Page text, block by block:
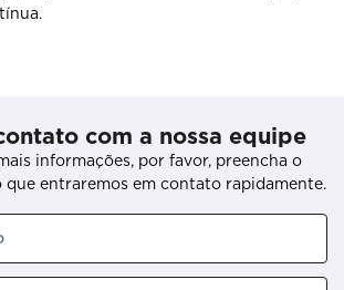
com a nossa equipe
informações, por favor, preencha o
entraremos em contato rapidamente.